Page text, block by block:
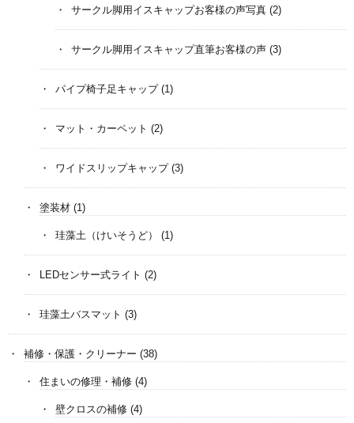
サークル脚用イスキャップお客様の声写真 (2)
サークル脚用イスキャップ直筆お客様の声 (3)
パイプ椅子足キャップ(1)
マット・カーペット (2)
ワイドスリップキャップ(3)
塗装材 (1)
珪藻土（けいそうど） (1)
LEDセンサー式ライト (2)
珪藻土バスマット (3)
補修・保護・クリーナー (38)
住まいの修理・補修 (4)
壁クロスの補修 (4)